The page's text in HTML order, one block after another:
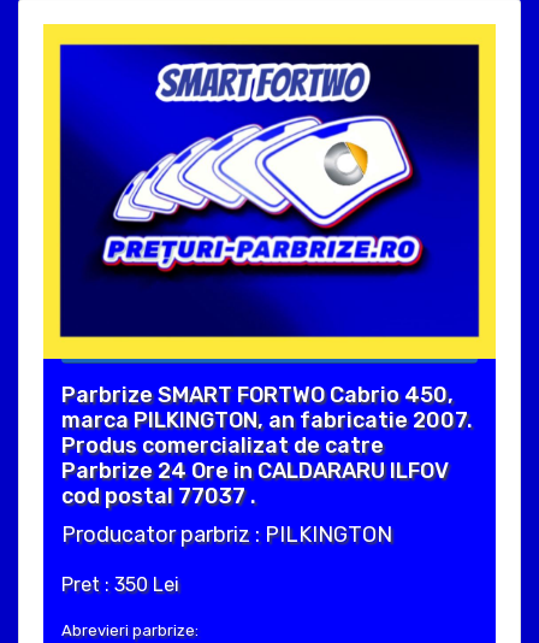
Parbrize SMART FORTWO Cabrio 450,
marca PILKINGTON, an fabricatie 2007.
Produs comercializat de catre
Parbrize 24 Ore in CALDARARU ILFOV
cod postal 77037 .
Producator parbriz : PILKINGTON
Pret : 350 Lei
Abrevieri parbrize: